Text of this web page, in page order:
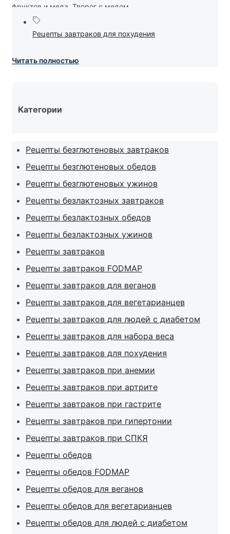
фруктов и меда. Творог с медом...
Рецепты завтраков для похудения
Читать полностью
Категории
Рецепты безглютеновых завтраков
Рецепты безглютеновых обедов
Рецепты безглютеновых ужинов
Рецепты безлактозных завтраков
Рецепты безлактозных обедов
Рецепты безлактозных ужинов
Рецепты завтраков
Рецепты завтраков FODMAP
Рецепты завтраков для веганов
Рецепты завтраков для вегетарианцев
Рецепты завтраков для людей с диабетом
Рецепты завтраков для набора веса
Рецепты завтраков для похудения
Рецепты завтраков при анемии
Рецепты завтраков при артрите
Рецепты завтраков при гастрите
Рецепты завтраков при гипертонии
Рецепты завтраков при СПКЯ
Рецепты обедов
Рецепты обедов FODMAP
Рецепты обедов для веганов
Рецепты обедов для вегетарианцев
Рецепты обедов для людей с диабетом